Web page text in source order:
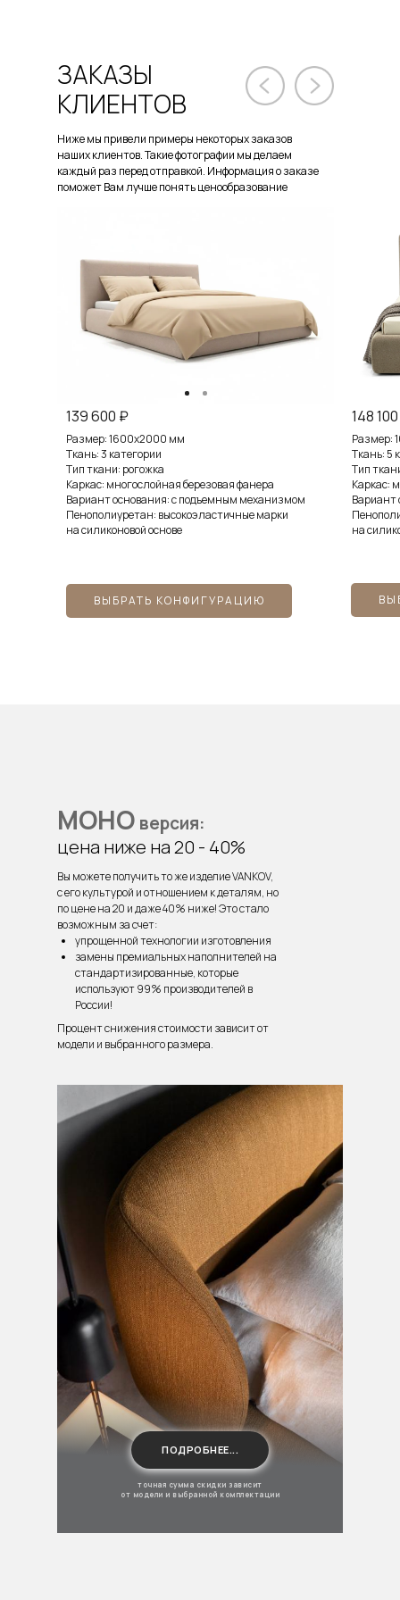
Ниже мы привели примеры некоторых заказов
наших клиентов. Такие фотографии мы делаем
каждый раз перед отправкой. Информация о заказе
поможет Вам лучше понять ценообразование
ЗАКАЗЫ
КЛИЕНТОВ
ВЫБРАТЬ КОНФИГУРАЦИЮ
139 600 ₽
Размер: 1600х2000 мм
Ткань: 3 категории
Тип ткани: рогожка
Каркас: многослойная березовая фанера
Вариант основания: с подъемным механизмом
Пенополиуретан: высокоэластичные марки
на силиконовой основе
Размер:
Ткань: 5
Тип
Каркас:
Вариант
на
148
цена ниже на 20 - 40%
МОНО
МОНО
версия:
ПОДРОБНЕЕ...
Процент снижения стоимости зависит от
модели и выбранного размера.
Вы можете получить то же изделие VANKOV,
с его культурой и отношением к деталям, но
по цене на 20 и даже 40% ниже! Это стало
возможным за счет:
упрощенной технологии изготовления
замены премиальных наполнителей на
стандартизированные, которые
используют 99% производителей в
России!
точная сумма скидки зависит
от модели и выбранной комплектации